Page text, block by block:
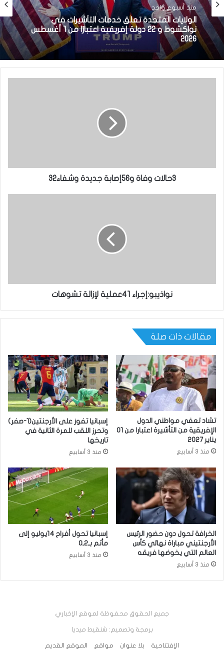
منذ أسبوع واحد
الولايات المتحدة تعلق خدمات التأشيرات في
نواكشوط و 22 دولة إفريقية اعتبارًا من 1 أغسطس
2026
3حالات وفاة و56إصابة جديدة وشفاء32
نواذيبو:إجراء 41عملية لإزالة تشوهات
مقالات ذات صلة
تشاد تعفي مواطني الدول
الإفريقية من التأشيرة اعتبارا من 01
يناير 2027
منذ 3 أسابيع
إسبانيا تفوز على الأرجنتين(1-صفر)
وتحرز اللقب للمرة الثانية في
تاريخها
منذ 3 أسابيع
الخرافة تحول دون حضور الرئيس
الأرجنتيني مباراة نهائي كأس
العالم التي يخوضها فريقه
منذ 3 أسابيع
إسبانيا تحول أفراح 14يوليو إلى
مأتم بـ2ـ0
منذ 3 أسابيع
جميع الحقوق محفوظة لموقع الإخباري
برمجة وتصميم: شنقيط ميديا
الإفتتاحية بلا عنوان مواقع الموقع القديم